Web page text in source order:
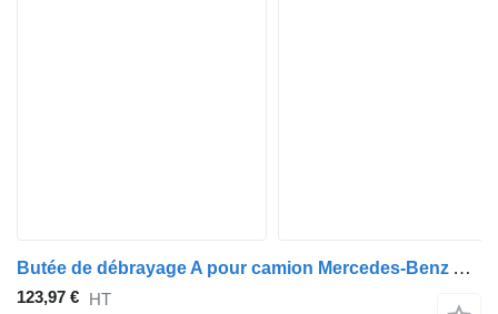
Butée de débrayage A pour camion Mercedes-Benz ACTROS MP4 1845 LS
123,97 € HT